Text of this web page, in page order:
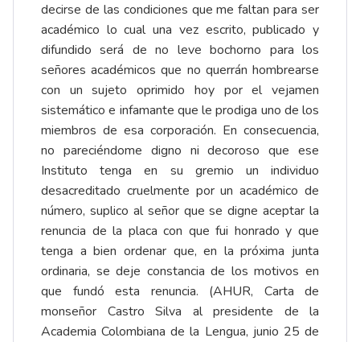
decirse de las condiciones que me faltan para ser
académico lo cual una vez escrito, publicado y
difundido será de no leve bochorno para los
señores académicos que no querrán hombrearse
con un sujeto oprimido hoy por el vejamen
sistemático e infamante que le prodiga uno de los
miembros de esa corporación. En consecuencia,
no pareciéndome digno ni decoroso que ese
Instituto tenga en su gremio un individuo
desacreditado cruelmente por un académico de
número, suplico al señor que se digne aceptar la
renuncia de la placa con que fui honrado y que
tenga a bien ordenar que, en la próxima junta
ordinaria, se deje constancia de los motivos en
que fundó esta renuncia. (AHUR, Carta de
monseñor Castro Silva al presidente de la
Academia Colombiana de la Lengua, junio 25 de